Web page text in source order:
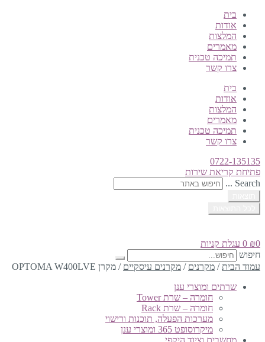
בית
אודות
המלצות
מאמרים
תמיכה טכנית
צרו קשר
בית
אודות
המלצות
מאמרים
תמיכה טכנית
צרו קשר
0722-135135
פתיחת קריאת שירות
Search ...
₪0
0 עגלת קניות
חיפוש
עמוד הבית / מקרנים / מקרנים עיסקיים / מקרן OPTOMA W400LVE
שרתים ומוצרי ענן
חומרה – שרת Tower
חומרה – שרת Rack
מערכות הפעלה, תוכנות ורישוי
מיקרוסופט 365 ומוצרי ענן
מחשבים וציוד היקפי